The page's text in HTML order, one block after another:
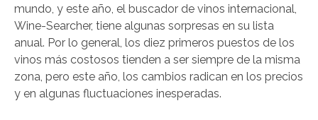
mundo, y este año, el buscador de vinos internacional,
Wine-Searcher, tiene algunas sorpresas en su lista
anual. Por lo general, los diez primeros puestos de los
vinos más costosos tienden a ser siempre de la misma
zona, pero este año, los cambios radican en los precios
y en algunas fluctuaciones inesperadas.